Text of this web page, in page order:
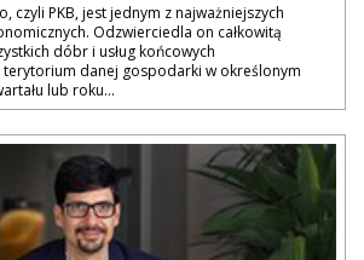
czyli PKB, jest jednym z najważniejszych
Odzwierciedla on całkowitą
dóbr i usług końcowych
danej gospodarki w określonym
lub roku...